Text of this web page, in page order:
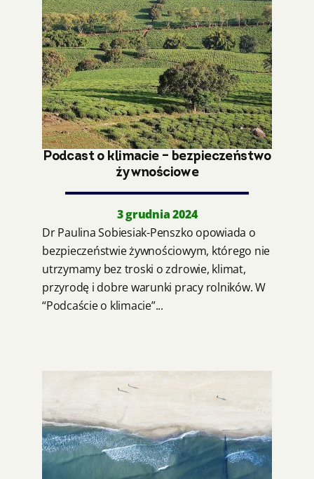
Podcast o klimacie – bezpieczeństwo
żywnościowe
3 grudnia 2024
Dr Paulina Sobiesiak-Penszko opowiada o
bezpieczeństwie żywnościowym, którego nie
utrzymamy bez troski o zdrowie, klimat,
przyrodę i dobre warunki pracy rolników. W
“Podcaście o klimacie”...